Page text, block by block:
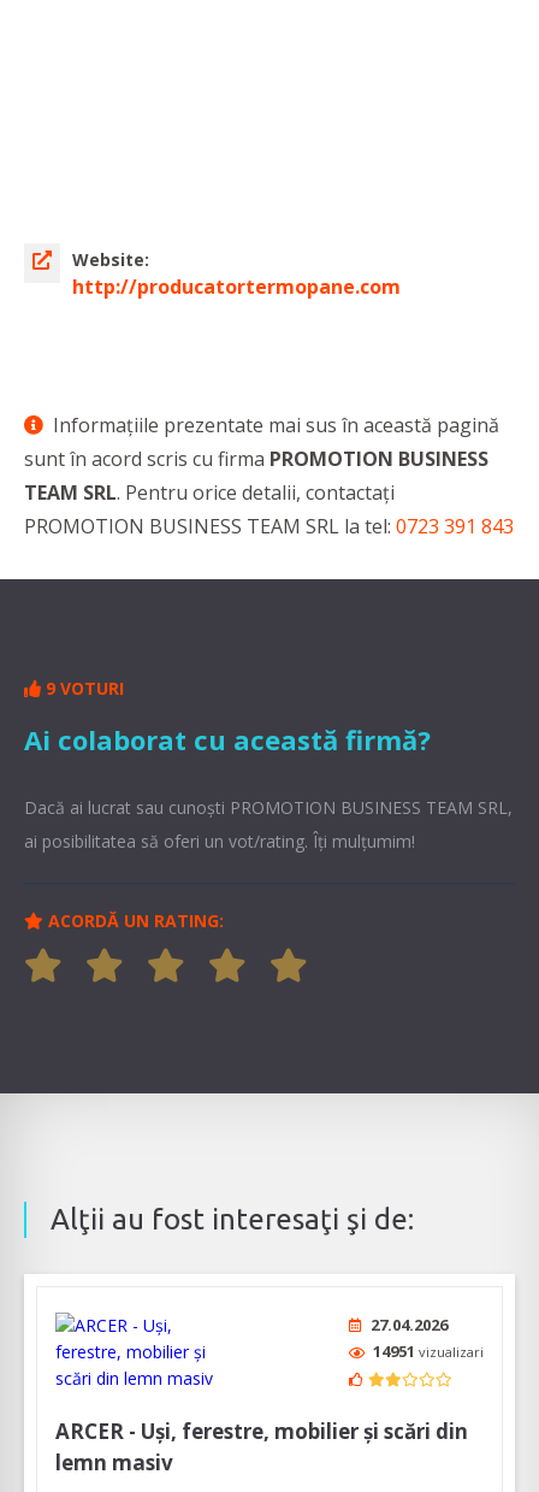
Website:
http://producatortermopane.com
Informaţiile prezentate mai sus în această pagină
sunt în acord scris cu firma PROMOTION BUSINESS
TEAM SRL. Pentru orice detalii, contactaţi
PROMOTION BUSINESS TEAM SRL la tel: 0723 391 843
9 VOTURI
Ai colaborat cu această firmă?
Dacă ai lucrat sau cunoşti PROMOTION BUSINESS TEAM SRL,
ai posibilitatea să oferi un vot/rating. Îți mulțumim!
ACORDĂ UN RATING:
Alţii au fost interesaţi şi de:
27.04.2026
14951 vizualizari
ARCER - Uși, ferestre, mobilier și scări din
lemn masiv